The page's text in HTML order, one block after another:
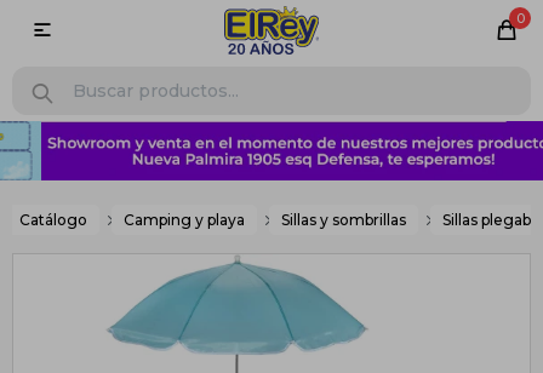
0

Catálogo Camping y playa Sillas y sombrillas Sillas